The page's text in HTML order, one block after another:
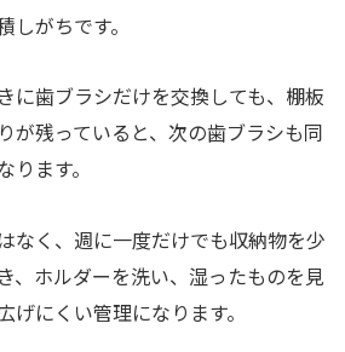
がちです。
に歯ブラシだけを交換しても、棚板
が残っていると、次の歯ブラシも同
ます。
なく、週に一度だけでも収納物を少
、ホルダーを洗い、湿ったものを見
げにくい管理になります。